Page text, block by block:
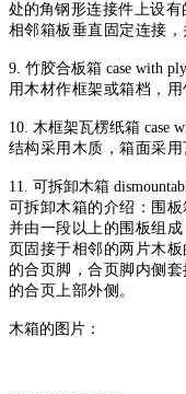
处的角钢形连接件上设
相邻箱板垂直固定连接，
9. 竹胶合板箱 case with
用木材作框架或箱档，
10. 木框架瓦楞纸箱 case
结构采用木质，箱面采用
11. 可拆卸木箱
可拆卸木箱的介绍：围
并由一段以上的围板组
页固接于相邻的两片木
的合页脚，合页脚内侧
的合页上部外侧。
木箱的图片：